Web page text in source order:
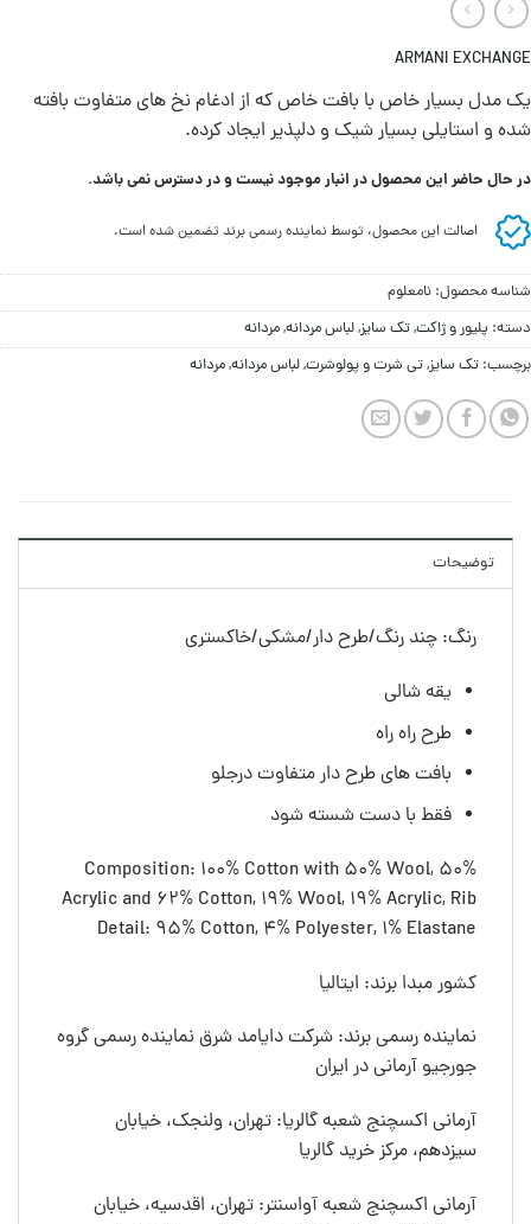
ARMANI EXCHANGE
یک مدل بسیار خاص با بافت خاص که از ادغام نخ های متفاوت بافته
شده و استایلی بسیار شیک و دلپذیر ایجاد کرده.
در حال حاضر این محصول در انبار موجود نیست و در دسترس نمی باشد.
اصالت این محصول، توسط نماینده رسمی برند تضمین شده است.
شناسه محصول: نامعلوم
دسته: پليور و ژاکت,تک سایز,لباس مردانه,مردانه
برچسب: تک سایز,تی شرت و پولوشرت,لباس مردانه,مردانه
توضیحات
رنگ: چند رنگ/طرح دار/مشکی/خاکستری
یقه شالی
طرح راه راه
بافت های طرح دار متفاوت درجلو
فقط با دست شسته شود
Composition: 100% Cotton with 50% Wool, 50%
Acrylic and 62% Cotton, 19% Wool, 19% Acrylic, Rib
Detail: 95% Cotton, 4% Polyester, 1% Elastane
کشور مبدا برند: ایتالیا
نماینده رسمی برند: شرکت دایامد شرق نماینده رسمی گروه
جورجیو آرمانی در ایران
آرمانی اکسچنج شعبه گالریا: تهران، ولنجک، خیابان
سیزدهم، مرکز خرید گالریا
آرمانی اکسچنج شعبه آواسنتر: تهران، اقدسیه، خیابان